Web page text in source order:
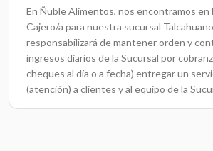
En Ñuble Alimentos, nos encontramos en
Cajero/a para nuestra sucursal
responsabilizará de mantener orden y
ingresos diarios de la Sucursal por
cheques al día o a fecha) entregar un
(atención) a clientes y al equipo de la